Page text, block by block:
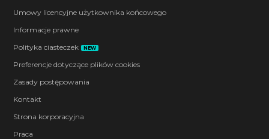
Umowy licencyjne użytkownika końcowego
Informacje prawne
Polityka ciasteczek
NEW
Preferencje dotyczące plików cookies
Zasady postępowania
Kontakt
Strona korporacyjna
Praca